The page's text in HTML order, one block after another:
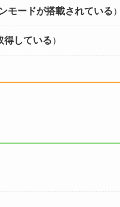
モードが搭載されている）
している）